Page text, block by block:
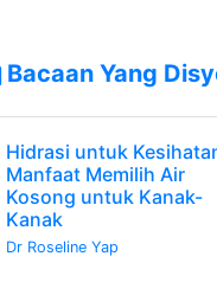
Bacaan Yang
Hidrasi untuk
Manfaat Memilih Air
Kosong untuk Kanak-
Kanak
Dr Roseline Yap